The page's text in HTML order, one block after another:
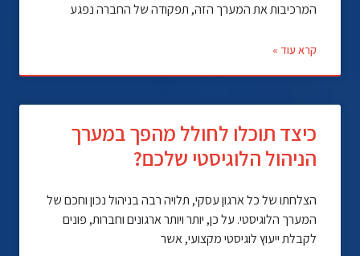
המרכיבות את המערך הזה, תפקודה של החברה נפגע
קרא עוד »
כיצד תוכלו לחולל מהפך במערך
הניהול הלוגיסטי שלכם?
הצלחתו של כל ארגון עסקי, תלויה רבה בניהול נכון וחכם של
המערך הלוגיסטי. על כן, יותר ויותר ארגונים וחברות, פונים
לקבלת ייעוץ לוגיסטי מקצועי, אשר